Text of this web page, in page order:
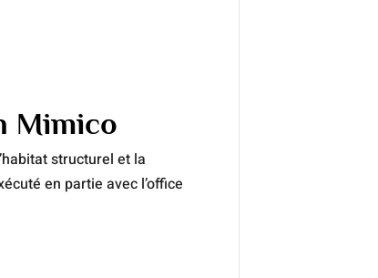
Mimico
structurel et la
en partie avec l’office